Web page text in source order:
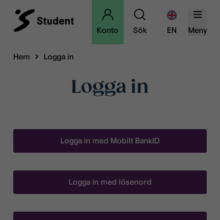
Konto Sök EN Meny
Hem Logga in
Logga in
Logga in med Mobilt BankID
Logga in med lösenord